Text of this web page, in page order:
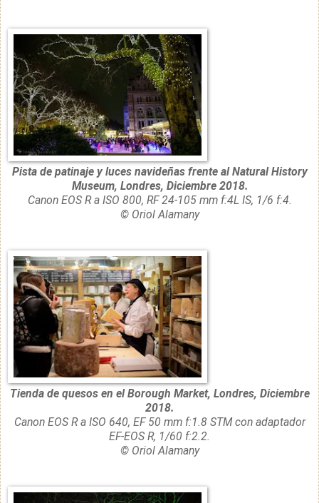
Pista de patinaje y luces navideñas frente al Natural History
Museum, Londres, Diciembre 2018.
Canon EOS R a ISO 800, RF 24-105 mm f:4L IS, 1/6 f:4.
© Oriol Alamany
Tienda de quesos en el Borough Market, Londres, Diciembre
2018.
Canon EOS R a ISO 640, EF 50 mm f:1.8 STM con adaptador
EF-EOS R, 1/60 f:2.2.
© Oriol Alamany